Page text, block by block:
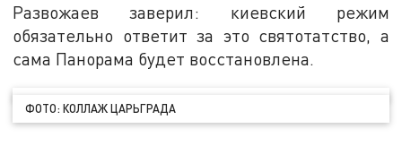
Развожаев заверил: киевский режим
обязательно ответит за это святотатство, а
сама Панорама будет восстановлена.
ФОТО: КОЛЛАЖ ЦАРЬГРАДА